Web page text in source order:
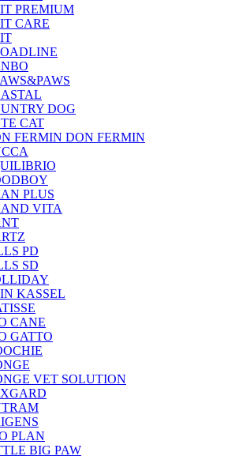
PREMIUM
CARE
DOG
CAT
FERMIN DON FERMIN
PLUS
VITA
PD
SD
KASSEL
CANE
GATTO
VET SOLUTION
PLAN
BIG PAW